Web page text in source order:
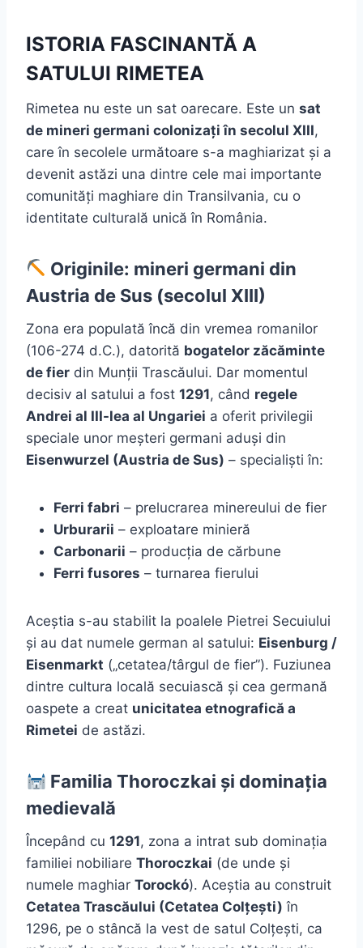
ISTORIA FASCINANTĂ A
SATULUI RIMETEA
Rimetea nu este un sat oarecare. Este un sat
de mineri germani colonizați în secolul XIII,
care în secolele următoare s-a maghiarizat și a
devenit astăzi una dintre cele mai importante
comunități maghiare din Transilvania, cu o
identitate culturală unică în România.
Originile: mineri germani din
Austria de Sus (secolul XIII)
Zona era populată încă din vremea romanilor
(106-274 d.C.), datorită bogatelor zăcăminte
de fier din Munții Trascăului. Dar momentul
decisiv al satului a fost 1291, când regele
Andrei al III-lea al Ungariei a oferit privilegii
speciale unor meșteri germani aduși din
Eisenwurzel (Austria de Sus) – specialiști în:
Ferri fabri – prelucrarea minereului de fier
Urburarii – exploatare minieră
Carbonarii – producția de cărbune
Ferri fusores – turnarea fierului
Aceștia s-au stabilit la poalele Pietrei Secuiului
și au dat numele german al satului: Eisenburg /
Eisenmarkt („cetatea/târgul de fier”). Fuziunea
dintre cultura locală secuiască și cea germană
oaspete a creat unicitatea etnografică a
Rimetei de astăzi.
Familia Thoroczkai și dominația
medievală
Începând cu 1291, zona a intrat sub dominația
familiei nobiliare Thoroczkai (de unde și
numele maghiar Torockó). Aceștia au construit
Cetatea Trascăului (Cetatea Colțești) în
1296, pe o stâncă la vest de satul Colțești, ca